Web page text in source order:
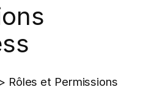
> Rôles et Permissions